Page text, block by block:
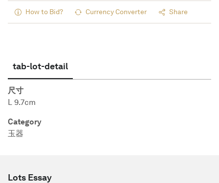
How to Bid? Currency Converter Share
tab-lot-detail
尺寸
L 9.7cm
Category
玉器
Lots Essay